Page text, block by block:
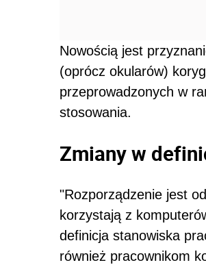
Nowością jest
(oprócz okularów)
przeprowadzonych w
stosowania.
Zmiany w
"Rozporządzenie jest
korzystają z
definicja stanowiska
również pracownikom